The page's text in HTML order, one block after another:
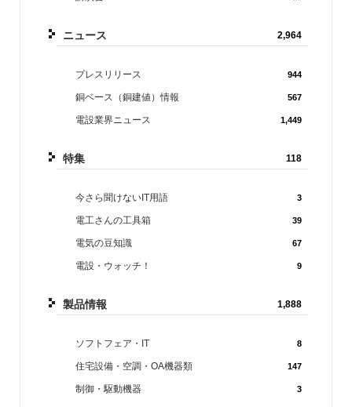
ニュース 2,964
プレスリリース 944
銅ベース（銅建値）情報 567
電設業界ニュース 1,449
特集 118
今さら聞けないIT用語 3
電工さんの工具箱 39
電気の豆知識 67
電設・ウォッチ！ 9
製品情報 1,888
ソフトフェア・IT 8
住宅設備・空調・OA機器類 147
制御・駆動機器 3